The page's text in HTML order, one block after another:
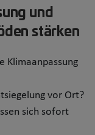
und
stärken
Klimaanpassung
vor Ort?
sich sofort